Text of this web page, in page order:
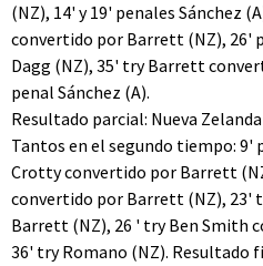
(NZ), 14' y 19' penales Sánchez
convertido por Barrett (NZ), 26'
Dagg (NZ), 35' try Barrett
penal Sánchez (A).
Resultado parcial: Nueva
Tantos en el segundo tiempo: 9'
Crotty convertido por Barrett
convertido por Barrett (NZ), 23'
Barrett (NZ), 26 ' try Ben Smith
36' try Romano (NZ). Resultado